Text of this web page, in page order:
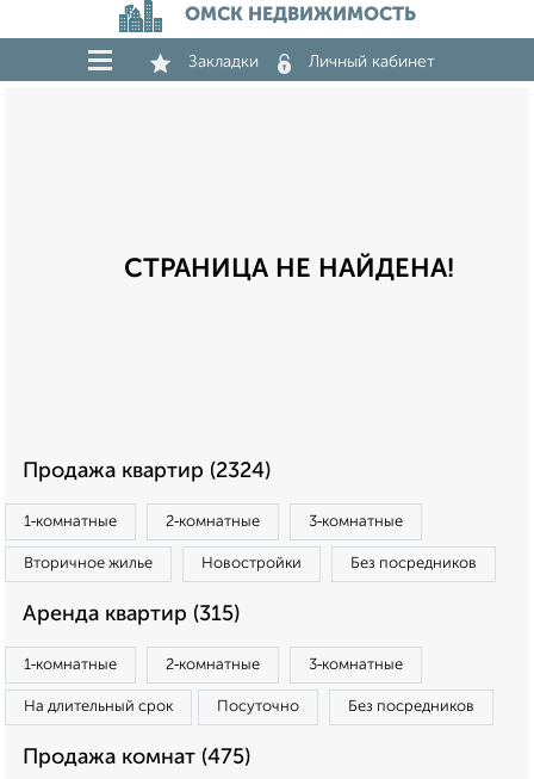
ОМСК НЕДВИЖИМОСТЬ
Закладки Личный кабинет
СТРАНИЦА НЕ НАЙДЕНА!
Продажа квартир (2324)
1‑комнатные 2‑комнатные 3‑комнатные
Вторичное жилье Новостройки Без посредников
Аренда квартир (315)
1‑комнатные 2‑комнатные 3‑комнатные
На длительный срок Посуточно Без посредников
Продажа комнат (475)